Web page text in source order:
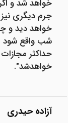
خواهد شد و
جرم دیگری
خواهد دید و
شب واقع شود
حداکثر
خواهدشد".
آزاده حیدری